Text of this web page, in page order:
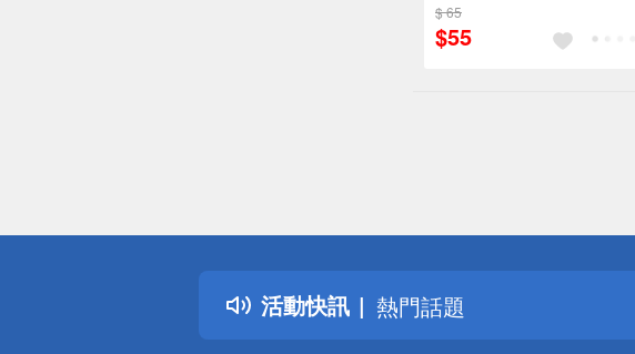
$ 65
$55
活動快訊
詐騙網頁！請小心！
得獎公告
熱門話題
銀行優惠